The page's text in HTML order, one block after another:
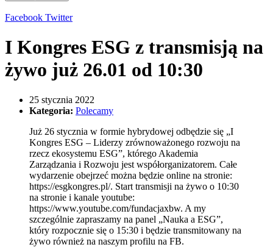
Facebook Twitter
I Kongres ESG z transmisją na
żywo już 26.01 od 10:30
25 stycznia 2022
Kategoria: Polecamy
Już 26 stycznia w formie hybrydowej odbędzie się „I
Kongres ESG – Liderzy zrównoważonego rozwoju na
rzecz ekosystemu ESG”, którego Akademia
Zarządzania i Rozwoju jest współorganizatorem. Całe
wydarzenie obejrzeć można będzie online na stronie:
https://esgkongres.pl/. Start transmisji na żywo o 10:30
na stronie i kanale youtube:
https://www.youtube.com/fundacjaxbw. A my
szczególnie zapraszamy na panel „Nauka a ESG”,
który rozpocznie się o 15:30 i będzie transmitowany na
żywo również na naszym profilu na FB.